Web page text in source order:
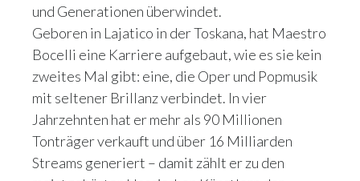
und Generationen überwindet.
Geboren in Lajatico in der Toskana, hat Maestro
Bocelli eine Karriere aufgebaut, wie es sie kein
zweites Mal gibt: eine, die Oper und Popmusik
mit seltener Brillanz verbindet. In vier
Jahrzehnten hat er mehr als 90 Millionen
Tonträger verkauft und über 16 Milliarden
Streams generiert – damit zählt er zu den